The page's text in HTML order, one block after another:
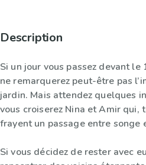
Description
Si un jour vous passez devant le
ne remarquerez peut-être pas
jardin. Mais attendez quelques
vous croiserez Nina et Amir qui,
frayent un passage entre songe
Si vous décidez de rester avec